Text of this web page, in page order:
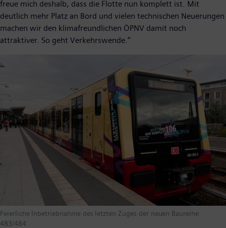
freue mich deshalb, dass die Flotte nun komplett ist. Mit
deutlich mehr Platz an Bord und vielen technischen Neuerungen
machen wir den klimafreundlichen ÖPNV damit noch
attraktiver. So geht Verkehrswende.“
Feierliche Inbetriebnahme des letzten Zuges der neuen Baureihe
483/484